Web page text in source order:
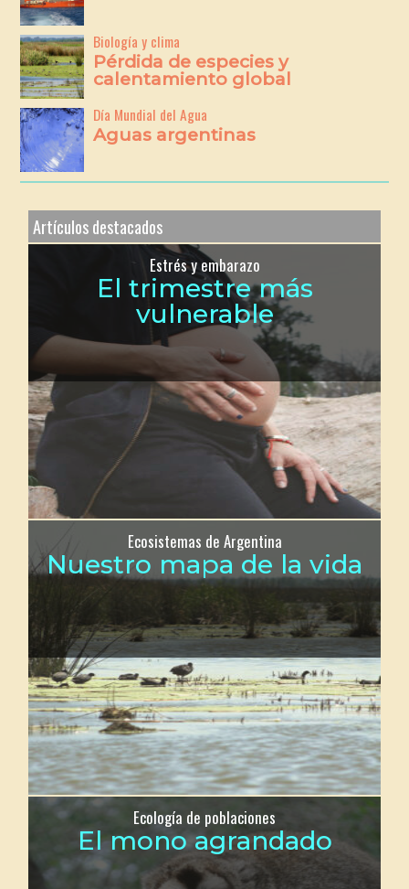
Biología y clima
Pérdida de especies y
calentamiento global
Día Mundial del Agua
Aguas argentinas
Artículos destacados
Estrés y embarazo
El trimestre más
vulnerable
Ecosistemas de Argentina
Nuestro mapa de la vida
Ecología de poblaciones
El mono agrandado